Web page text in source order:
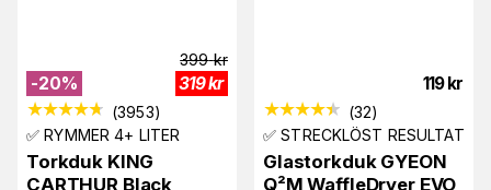
-20%
399 kr
319kr
(3953)
✅ RYMMER 4+ LITER
Torkduk KING
CARTHUR Black
119 kr
(32)
✅ STRECKLÖST RESULTAT
Glastorkduk GYEON
Q²M WaffleDryer EVO